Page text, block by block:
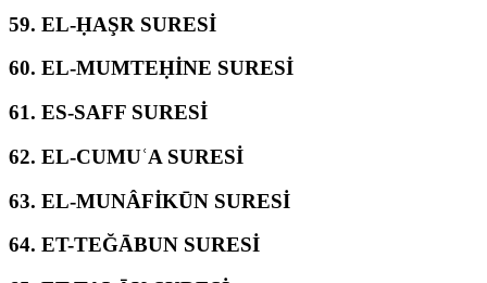
59. EL-ḤAŞR SURESİ
60. EL-MUMTEḤİNE SURESİ
61. ES-SAFF SURESİ
62. EL-CUMUʿA SURESİ
63. EL-MUNÂFİKŪN SURESİ
64. ET-TEĞĀBUN SURESİ